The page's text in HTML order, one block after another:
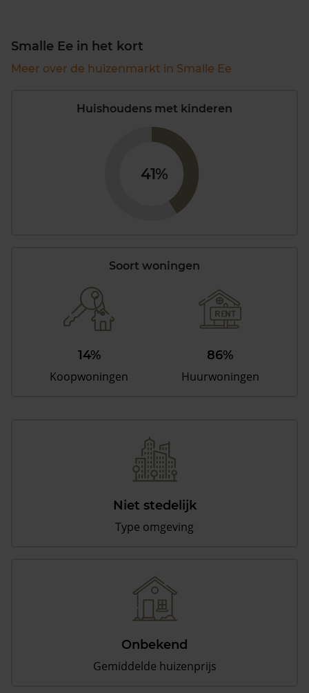
Smalle Ee in het kort
Meer over de huizenmarkt in Smalle Ee
Huishoudens met kinderen
41%
Soort woningen
14%
Koopwoningen
86%
Huurwoningen
Niet stedelijk
Type omgeving
Onbekend
Gemiddelde huizenprijs